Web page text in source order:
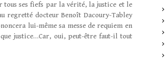
ses fiefs par la vérité, la justice et le
regretté docteur Benoît Dacoury-Tabley
lui-même sa messe de requiem en
justice…Car, oui, peut-être faut-il tout